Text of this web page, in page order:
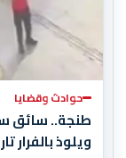
حوادث وقضايا
طنجة.. سائق
ويلوذ بالفرار